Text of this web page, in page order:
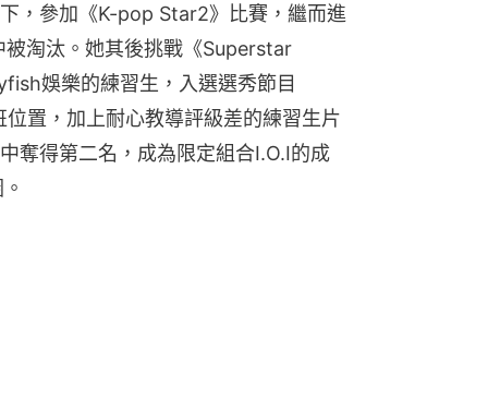
，參加《K-pop Star2》比賽，繼而進
淘汰。她其後挑戰《Superstar
娛樂的練習生，入選選秀節目
置，加上耐心教導評級差的練習生片
奪得第二名，成為限定組合I.O.I的成